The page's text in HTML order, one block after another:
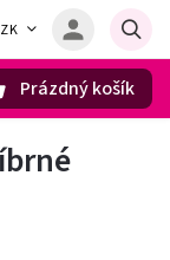
Prázdný košík